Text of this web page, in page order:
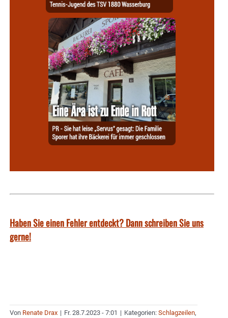
Haben Sie einen Fehler entdeckt? Dann schreiben Sie uns
gerne!
Von Renate Drax | Fr. 28.7.2023 - 7:01 | Kategorien: Schlagzeilen,